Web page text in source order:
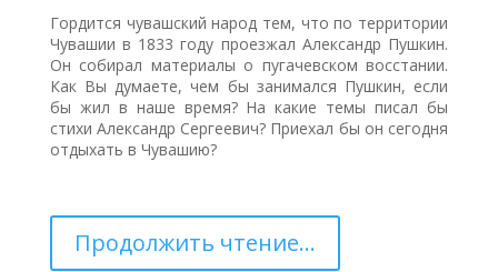
Гордится чувашский народ тем, что по территории
Чувашии в 1833 году проезжал Александр Пушкин.
Он собирал материалы о пугачевском восстании.
Как Вы думаете, чем бы занимался Пушкин, если
бы жил в наше время? На какие темы писал бы
стихи Александр Сергеевич? Приехал бы он сегодня
отдыхать в Чувашию?
Продолжить чтение...